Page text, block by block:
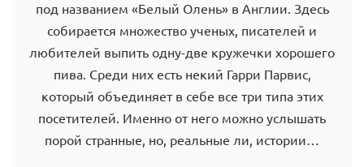
под названием «Белый Олень» в Англии. Здесь
собирается множество ученых, писателей и
любителей выпить одну-две кружечки хорошего
пива. Среди них есть некий Гарри Парвис,
который объединяет в себе все три типа этих
посетителей. Именно от него можно услышать
порой странные, но, реальные ли, истории…